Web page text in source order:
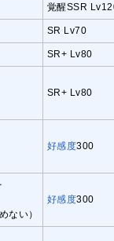
覚醒SSR
SR Lv70
SR+ Lv80
SR+ Lv80
好感度300
ない）
好感度300